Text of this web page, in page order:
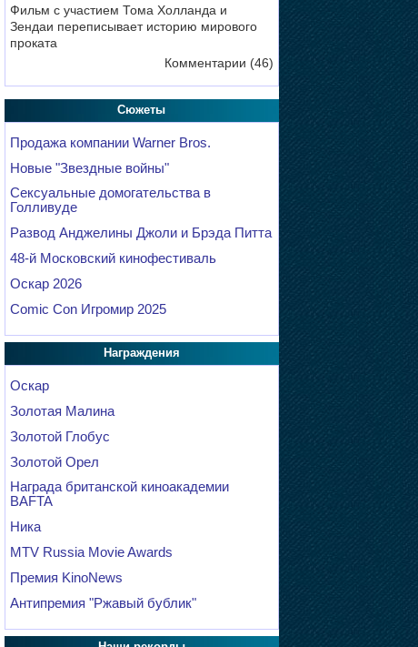
Фильм с участием Тома Холланда и
Зендаи переписывает историю мирового
проката
Комментарии (46)
Сюжеты
Продажа компании Warner Bros.
Новые "Звездные войны"
Сексуальные домогательства в
Голливуде
Развод Анджелины Джоли и Брэда Питта
48-й Московский кинофестиваль
Оскар 2026
Comic Con Игромир 2025
Награждения
Оскар
Золотая Малина
Золотой Глобус
Золотой Орел
Награда британской киноакадемии
BAFTA
Ника
MTV Russia Movie Awards
Премия KinoNews
Антипремия "Ржавый бублик"